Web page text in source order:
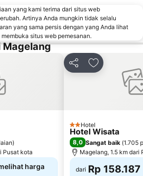
yang kami terima dari situs web
Artinya Anda mungkin tidak selalu
yang sama persis dengan yang Anda lihat
situs web pemesanan.
Magelang
favorit
)
Pusat kota
harga
BagikanTambahkan
2 Bintang
Hotel
Hotel Wisata
8,0 Sangat baik (1.705
Magelang, 1.5 km dari
dari Rp 158.187